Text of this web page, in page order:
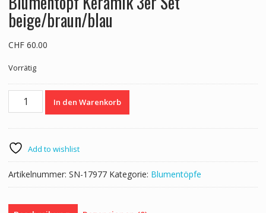
beige/braun/blau
CHF60.00
Vorrätig
Blumentopf
Keramik
beige/braun/blau
Menge
In den Warenkorb
Add to wishlist
Artikelnummer: SN-17977 Kategorie: Blumentöpfe